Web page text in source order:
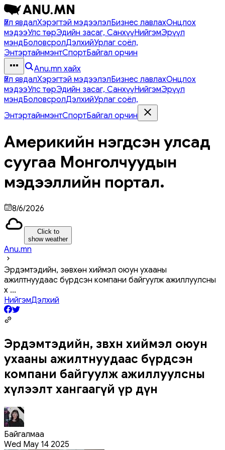
Үйл явдалХэрэгтэй мэдээлэлБизнес лавлахОнцлох
мэдээУлс төрЭдийн засаг, СанхүүНийгэмЭрүүл
мэндБоловсролДэлхийУрлаг соёл,
ЭнтэртайнмэнтСпортБайгал орчин
Anu.mn хайх
Үйл явдалХэрэгтэй мэдээлэлБизнес лавлахОнцлох
мэдээУлс төрЭдийн засаг, СанхүүНийгэмЭрүүл
мэндБоловсролДэлхийУрлаг соёл,
ЭнтэртайнмэнтСпортБайгал орчин
Америкийн нэгдсэн улсад
суугаа Монголчуудын
мэдээллийн портал.
8/6/2026
Click to
show weather
Anu.mn
Эрдэмтэдийн, зөвхөн хиймэл оюун ухааны
ажилтнуудаас бүрдсэн компани байгуулж ажиллуулсны
х ...
НийгэмДэлхий
Эрдэмтэдийн, зөвхөн хиймэл оюун
ухааны ажилтнуудаас бүрдсэн
компани байгуулж ажиллуулсны
хүлээлт хангаагүй үр дүн
Байгалмаа
Wed May 14 2025